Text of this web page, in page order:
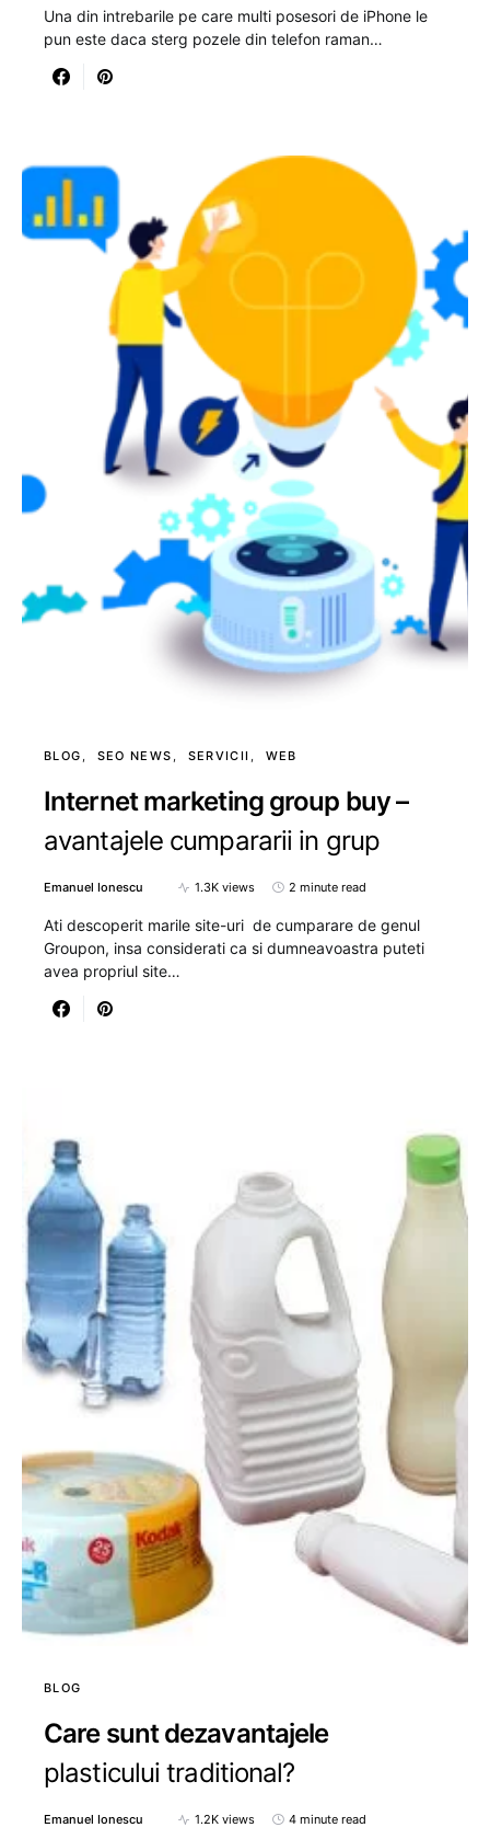
Una din intrebarile pe care multi posesori de iPhone le
pun este daca sterg pozele din telefon raman…
BLOG SEO NEWS SERVICII WEB
Internet marketing group buy –
avantajele cumpararii in grup
Emanuel Ionescu 1.3K views 2 minute read
Ati descoperit marile site-uri de cumparare de genul
Groupon, insa considerati ca si dumneavoastra puteti
avea propriul site…
BLOG
Care sunt dezavantajele
plasticului traditional?
Emanuel Ionescu 1.2K views 4 minute read